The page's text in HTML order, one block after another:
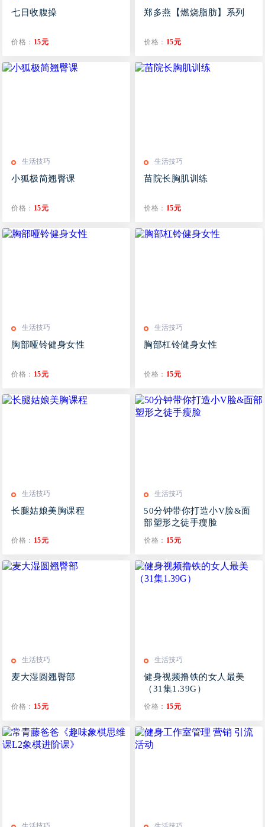
七日收腹操
价格： 15元
郑多燕【燃烧脂肪】系列
价格： 15元
生活技巧
小狐极简翘臀课
价格： 15元
生活技巧
苗院长胸肌训练
价格： 15元
生活技巧
胸部哑铃健身女性
价格： 15元
生活技巧
胸部杠铃健身女性
价格： 15元
生活技巧
长腿姑娘美胸课程
价格： 15元
生活技巧
50分钟带你打造小V脸&面
部塑形之徒手瘦脸
价格： 15元
生活技巧
麦大湿圆翘臀部
价格： 15元
生活技巧
健身视频撸铁的女人最美
（31集1.39G）
价格： 15元